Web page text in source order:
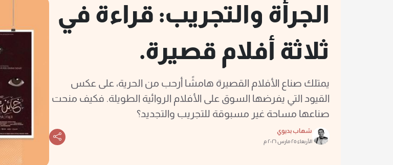
الجرأة والتجريب: قراءة في
ثلاثة أفلام قصيرة.
يمتلك صناع الأفلام القصيرة هامشًا أرحب من الحرية، على عكس
القيود التي يفرضها السوق على الأفلام الروائية الطويلة. فكيف منحت
صناعها مساحة غير مسبوقة للتجريب والتجديد؟
شهاب بديوي
الأربعاء ٢٥ مارس ٢٠٢٦ م